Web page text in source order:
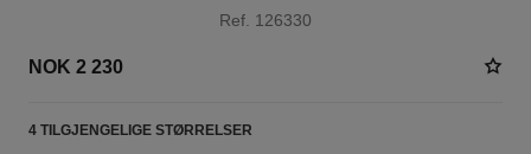
Ref. 126330
NOK 2 230
4 TILGJENGELIGE STØRRELSER